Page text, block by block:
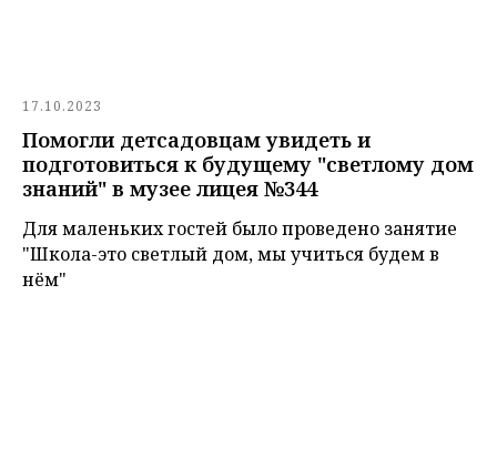
17.10.2023
Помогли детсадовцам увидеть и
подготовиться к будущему "светлому дом
знаний" в музее лицея №344
Для маленьких гостей было проведено занятие
"Школа-это светлый дом, мы учиться будем в
нём"